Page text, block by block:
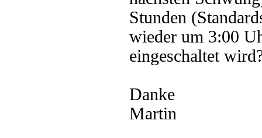
Stunden
wieder um 3:00
eingeschaltet
Danke
Martin